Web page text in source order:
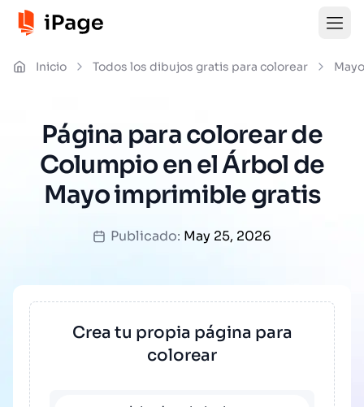
Inicio Todos los dibujos gratis para colorear Mayo
Página para colorear de
Columpio en el Árbol de
Mayo imprimible gratis
Publicado: May 25, 2026
Crea tu propia página para
colorear